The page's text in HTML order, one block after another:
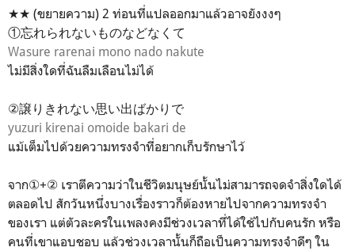
★★ (ขยายความ) 2 ท่อนที่แปลออกมาแล้วอาจยังงงๆ
①忘れられないものなどなくて
Wasure rarenai mono nado nakute
ไม่มีสิ่งใดที่ฉันลืมเลือนไม่ได้
②譲りきれない思い出ばかりで
yuzuri kirenai omoide bakari de
แม้เต็มไปด้วยความทรงจำที่อยากเก็บรักษาไว้
จาก①+② เราตีความว่าในชีวิตมนุษย์นั้นไม่สามารถจดจำสิ่งใดได้
ตลอดไป สักวันหนึ่งบางเรื่องราวก็ต้องหายไปจากความทรงจำ
ของเรา แต่ตัวละครในเพลงคงมีช่วงเวลาที่ได้ใช้ไปกับคนรัก หรือ
คนที่เขาแอบชอบ แล้วช่วงเวลานั้นก็ถือเป็นความทรงจำดีๆ ใน